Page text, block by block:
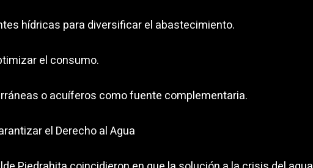
hídricas para diversificar el abastecimiento.
el consumo.
o acuíferos como fuente complementaria.
el Derecho al Agua